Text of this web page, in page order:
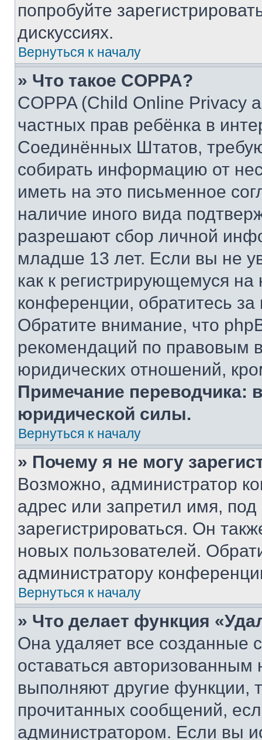
попробуйте
дискуссиях.
Вернуться к началу
» Что такое COPPA?
COPPA (Child Online Privacy
частных прав ребёнка в
Соединённых Штатов,
собирать информацию от
иметь на это письменное
наличие иного вида
разрешают сбор личной
младше 13 лет. Если вы не
как к регистрирующемуся
конференции, обратитесь
Обратите внимание, что
рекомендаций по правовым
юридических отношений,
Примечание переводчика:
юридической силы.
Вернуться к началу
» Почему я не могу
Возможно, администратор
адрес или запретил имя,
зарегистрироваться. Он
новых пользователей.
администратору
Вернуться к началу
» Что делает функция
Она удаляет все созданные
оставаться
выполняют другие функции,
прочитанных сообщений,
администратором. Если вы